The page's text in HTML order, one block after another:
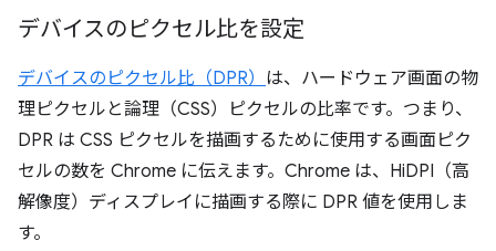
デバイスのピクセル比を設定
デバイスのピクセル比（DPR） は、ハードウェア画面の物
理ピクセルと論理（CSS）ピクセルの比率です。つまり、
DPR は CSS ピクセルを描画するために使用する画面ピク
セルの数を Chrome に伝えます。Chrome は、HiDPI（高
解像度）ディスプレイに描画する際に DPR 値を使用しま
す。